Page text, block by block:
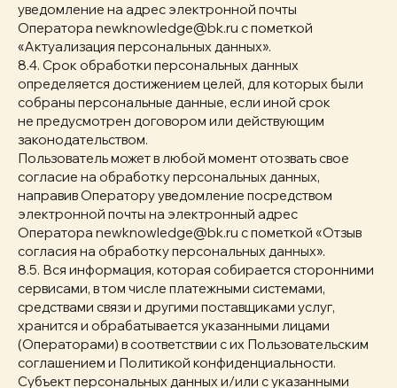
уведомление на адрес электронной почты
Оператора newknowledge@bk.ru с пометкой
«Актуализация персональных данных».
8.4. Срок обработки персональных данных
определяется достижением целей, для которых были
собраны персональные данные, если иной срок
не предусмотрен договором или действующим
законодательством.
Пользователь может в любой момент отозвать свое
согласие на обработку персональных данных,
направив Оператору уведомление посредством
электронной почты на электронный адрес
Оператора newknowledge@bk.ru с пометкой «Отзыв
согласия на обработку персональных данных».
8.5. Вся информация, которая собирается сторонними
сервисами, в том числе платежными системами,
средствами связи и другими поставщиками услуг,
хранится и обрабатывается указанными лицами
(Операторами) в соответствии с их Пользовательским
соглашением и Политикой конфиденциальности.
Субъект персональных данных и/или с указанными